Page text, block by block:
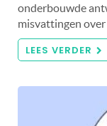
onderbouwde
misvattingen over
LEES VERDER